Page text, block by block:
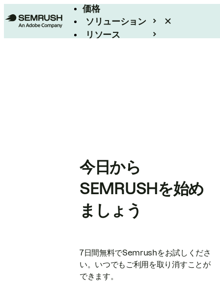
価格
ソリューション
リソース
今日から
SEMRUSHを始め
ましょう
7日間無料でSemrushをお試しくださ
い。いつでもご利用を取り消すことが
できます。